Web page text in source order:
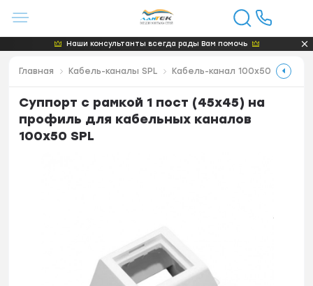
Наши консультанты всегда рады Вам помочь
Главная Кабель-каналы SPL Кабель-канал 100x50
Суппорт с рамкой 1 пост (45х45) на
профиль для кабельных каналов
100х50 SPL